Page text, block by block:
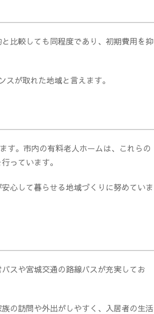
比較しても同程度であり、初期費用を抑
が取れた地域と言えます。
す。市内の有料老人ホームは、これらの
っています。
心して暮らせる地域づくりに努めていま
スや宮城交通の路線バスが充実してお
の訪問や外出がしやすく、入居者の生活